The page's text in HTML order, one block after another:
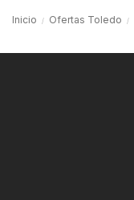
Inicio Ofertas Toledo